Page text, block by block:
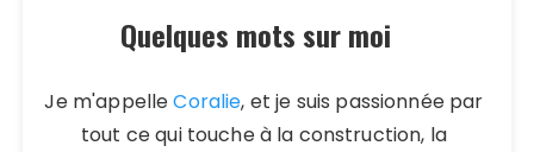
Quelques mots sur moi
Je m'appelleCoralie, et je suis passionnée par
tout ce qui touche à la construction, la